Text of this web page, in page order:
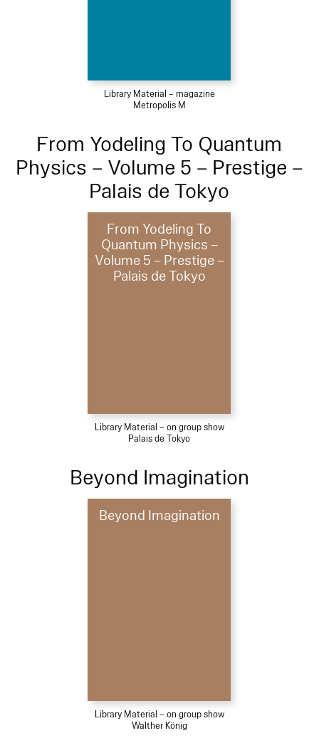
Library Material – magazine
Metropolis M
From Yodeling To Quantum
Physics – Volume 5 – Prestige –
Palais de Tokyo
From Yodeling To
Quantum Physics –
Volume 5 – Prestige –
Palais de Tokyo
Library Material – on group show
Palais de Tokyo
Beyond Imagination
Beyond Imagination
Library Material – on group show
Walther König